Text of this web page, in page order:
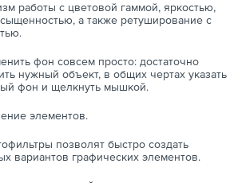
работы с цветовой гаммой, яркостью,
а также ретуширование с
фон совсем просто: достаточно
нужный объект, в общих чертах указать
фон и щелкнуть мышкой.
элементов.
позволят быстро создать
вариантов графических элементов.